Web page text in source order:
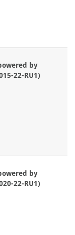
by
22-RU1)
by
22-RU1)